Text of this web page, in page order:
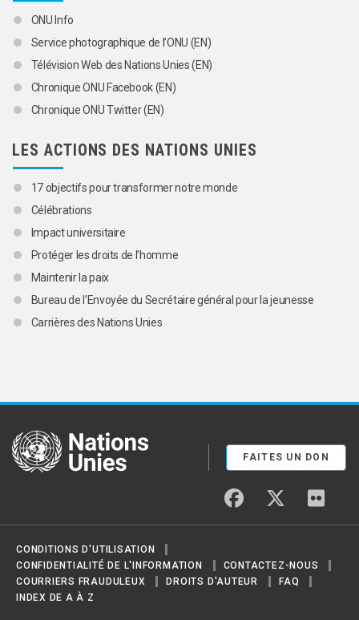
ONU Info
Service photographique de l’ONU (EN)
Télévision Web des Nations Unies (EN)
Chronique ONU Facebook (EN)
Chronique ONU Twitter (EN)
LES ACTIONS DES NATIONS UNIES
17 objectifs pour transformer notre monde
Célébrations
Impact universitaire
Protéger les droits de l’homme
Maintenir la paix
Bureau de l’Envoyée du Secrétaire général pour la jeunesse
Carrières des Nations Unies
United Nations
FAITES UN DON
facebook twitter
CONDITIONS D'UTILISATION
CONFIDENTIALITÉ DE L'INFORMATION
CONTACTEZ-NOUS
COURRIERS FRAUDULEUX
DROITS D'AUTEUR
FAQ
INDEX DE A À Z